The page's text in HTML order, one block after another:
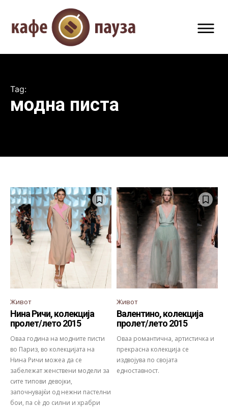
Tag:
модна писта
Живот
Нина Ричи, колекција
пролет/лето 2015
Оваа година на модните писти
во Париз, во колекцијата на
Нина Ричи можеа да се
забележат женствени модели за
сите типови девојки,
започнувајќи од нежни пастелни
бои, па сè до силни и храбри
Живот
Валентино, колекција
пролет/лето 2015
Оваа романтична, артистичка и
прекрасна колекција се
издвојува по својата
едноставност.